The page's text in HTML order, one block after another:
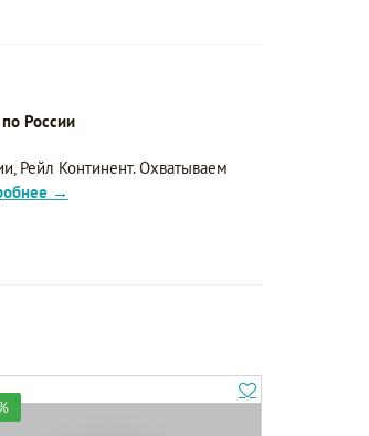
России
Рейл Континент. Охватываем
→